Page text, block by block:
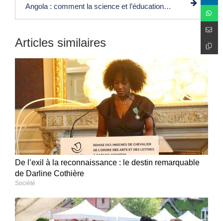
Angola : comment la science et l’éducation transforment l’avenir d’une génération
Articles similaires
De l’exil à la reconnaissance : le destin remarquable
de Darline Cothière
Société